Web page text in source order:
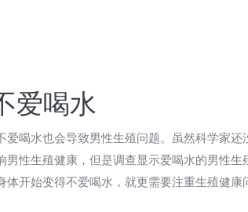
爱喝水
爱喝水也会导致男性生殖问题。虽然科学家还
男性生殖健康，但是调查显示爱喝水的男性生
体开始变得不爱喝水，就更需要注重生殖健康